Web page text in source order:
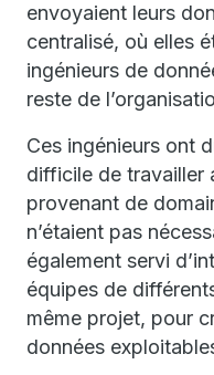
envoyaient leurs
centralisé, où elles
ingénieurs de
reste de
Ces ingénieurs ont
difficile de travailler
provenant de
n’étaient pas
également servi
équipes de
même projet, pour
données